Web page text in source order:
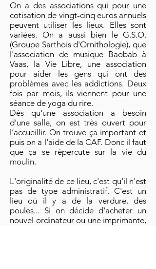
On a des associations qui pour une
cotisation de vingt-cinq euros annuels
peuvent utiliser les lieux. Elles sont
variées. On a aussi bien le G.S.O.
(Groupe Sarthois d'Ornithologie), que
l'association de musique Baobab à
Vaas, la Vie Libre, une association
pour aider les gens qui ont des
problèmes avec les addictions. Deux
fois par mois, ils viennent pour une
séance de yoga du rire.
Dès qu'une association a besoin
d'une salle, on est très ouvert pour
l’accueillir. On trouve ça important et
puis on a l'aide de la CAF. Donc il faut
que ça se répercute sur la vie du
moulin.
L'originalité de ce lieu, c'est qu'il n'est
pas de type administratif. C'est un
lieu où il y a de la verdure, des
poules... Si on décide d'acheter un
nouvel ordinateur ou une imprimante,